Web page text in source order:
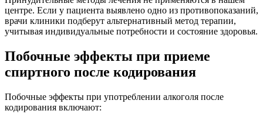
центре. Если у пациента выявлено одно из противопоказаний,
врачи клиники подберут альтернативный метод терапии,
учитывая индивидуальные потребности и состояние здоровья.
Побочные эффекты при приеме
спиртного после кодирования
Побочные эффекты при употреблении алкоголя после
кодирования включают: